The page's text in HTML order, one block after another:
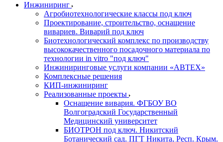
Инжиниринг
Агробиотехнологические классы под ключ
Проектирование, строительство, оснащение
вивариев. Виварий под ключ
Биотехнологический комплекс по производству
высококачественного посадочного материала по
технологии in vitro "под ключ"
Инжиниринговые услуги компании «АВТЕХ»
Комплексные решения
КИП-инжиниринг
Реализованные проекты
Оснащение вивария. ФГБОУ ВО
Волгоградский Государственный
Медицинский университет
БИОТРОН под ключ. Никитский
Ботанический сад. ПГТ Никита, Респ. Крым.